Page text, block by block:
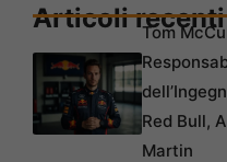
Articoli recenti
Tom
Red Bull,
Martin